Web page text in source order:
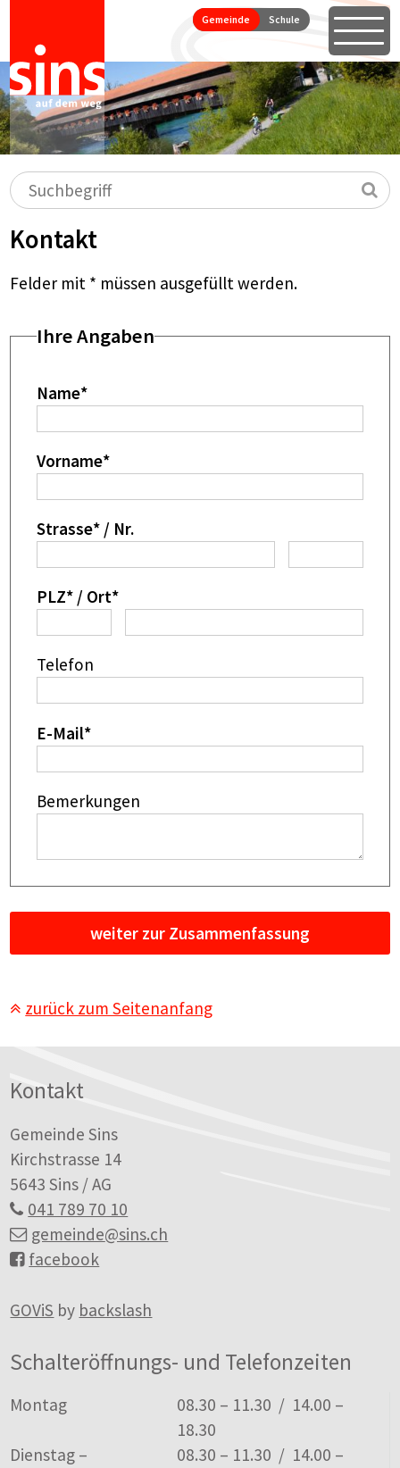
Direkt zum Inhalt springen
Hauptnavigation
Gemeinde Schule
Suchbegriff
Kontakt
Felder mit * müssen ausgefüllt werden.
Ihre Angaben
Name*
Vorname*
Strasse* / Nr.
PLZ* / Ort*
Telefon
E-Mail*
Bemerkungen
weiter zur Zusammenfassung
zurück zum Seitenanfang
Footer
Kontakt
Gemeinde Sins
Kirchstrasse 14
5643 Sins / AG
041 789 70 10
gemeinde@sins.ch
facebook
GOViS by backslash
Schalteröffnungs- und Telefonzeiten
TagÖffnungszeiten
Montag
08.30 – 11.30 / 14.00 –
18.30
Dienstag –
08.30 – 11.30 / 14.00 –